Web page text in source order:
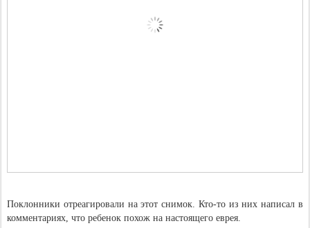
Поклонники отреагировали на этот снимок. Кто-то из них написал в
комментариях, что ребенок похож на настоящего еврея.